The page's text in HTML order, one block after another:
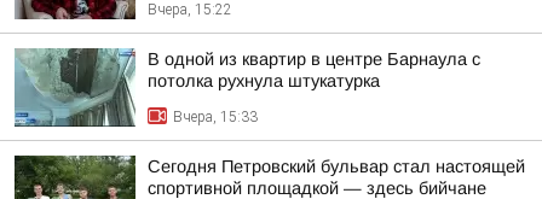
Вчера, 15:22
В одной из квартир в центре Барнаула с
потолка рухнула штукатурка
Вчера, 15:33
Сегодня Петровский бульвар стал настоящей
спортивной площадкой — здесь бийчане